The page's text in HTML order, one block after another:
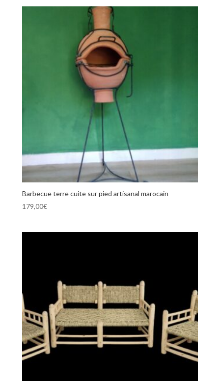
Barbecue terre cuite sur pied artisanal marocain
179,00€